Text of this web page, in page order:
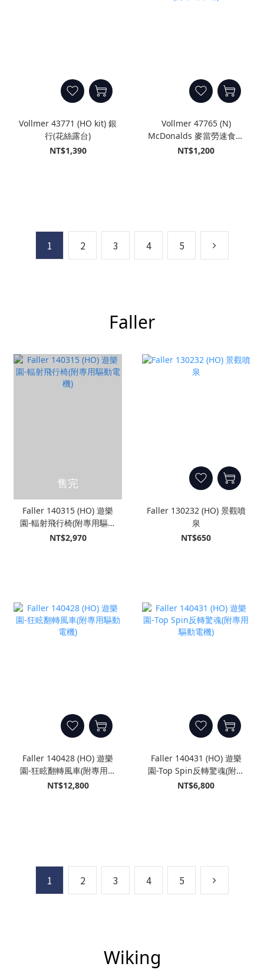
Vollmer 43771 (HO kit) 銀
行(花絲露台)
NT$1,390
Vollmer 47765 (N)
McDonalds 麥當勞速食店
(得來速車道)
NT$1,200
1 2 3 4 5
Faller
售完
Faller 140315 (HO) 遊樂
園-輻射飛行椅(附專用驅動
電機)
NT$2,970
Faller 130232 (HO) 景觀噴
泉
NT$650
Faller 140428 (HO) 遊樂
園-狂眩翻轉風車(附專用驅
動電機)
NT$12,800
Faller 140431 (HO) 遊樂
園-Top Spin反轉驚魂(附專
用驅動電機)
NT$6,800
1 2 3 4 5
Wiking